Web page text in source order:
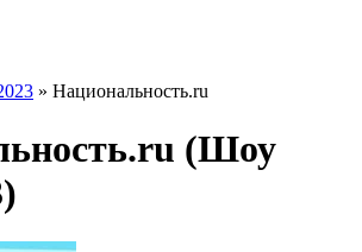
» Национальность.ru
(Шоу